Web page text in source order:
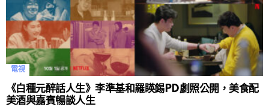
電視
《白種元醉話人生》李準基和羅䁐錫PD劇照公開，美食配
美酒與嘉賓暢談人生